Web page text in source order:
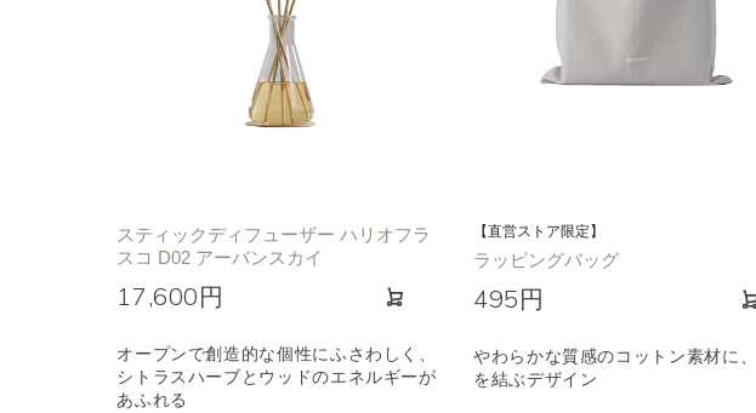
スティックディフューザー ハリオフラ
スコ D02 アーバンスカイ
17,600円
オープンで創造的な個性にふさわしく、
シトラスハーブとウッドのエネルギーが
あふれる
【直営ストア限定】
ラッピングバッグ
495円
やわらかな質感のコットン素材に
を結ぶデザイン